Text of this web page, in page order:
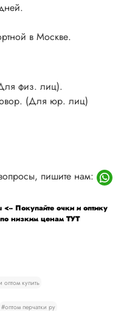
в Москве.
физ. лиц).
(Для юр. лиц)
пишите нам:
Покупайте очки и оптику
низким ценам ТУТ
оптом купить
#оптом перчатки ру